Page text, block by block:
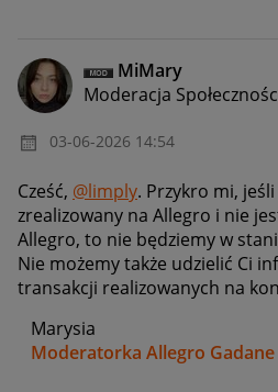
MiMary
Moderacja
‎03-06-2026 14:54
Cześć, @limply. Przykro mi,
zrealizowany na Allegro i nie
Allegro, to nie będziemy w
Nie możemy także udzielić Ci
transakcji realizowanych na
Marysia
Moderatorka Allegro Gadane